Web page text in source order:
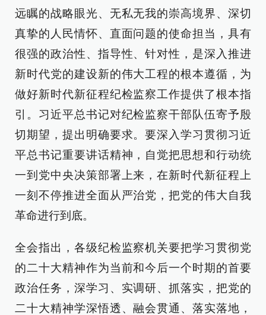
远瞩的战略眼光、无私无我的崇高境界、深切
真挚的人民情怀、直面问题的使命担当，具有
很强的政治性、指导性、针对性，是深入推进
新时代党的建设新的伟大工程的根本遵循，为
做好新时代新征程纪检监察工作提供了根本指
引。习近平总书记对纪检监察干部队伍寄予殷
切期望，提出明确要求。要深入学习贯彻习近
平总书记重要讲话精神，自觉把思想和行动统
一到党中央决策部署上来，在新时代新征程上
一刻不停推进全面从严治党，把党的伟大自我
革命进行到底。
全会指出，各级纪检监察机关要把学习贯彻党
的二十大精神作为当前和今后一个时期的首要
政治任务，深学习、实调研、抓落实，把党的
二十大精神学深悟透、融会贯通、落实落地，